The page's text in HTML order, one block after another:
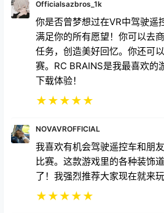
你是否曾梦想过在VR中驾驶遥
满足你的所有愿望！你可以去
任务，创造美好回忆。你还可
赛。RC BRAINS是我最喜欢的
下载体验！
★★★★
我喜欢有机会驾驶遥控车和朋
比赛。这款游戏里的各种装饰
了！我强烈推荐大家现在就来
★★★★★